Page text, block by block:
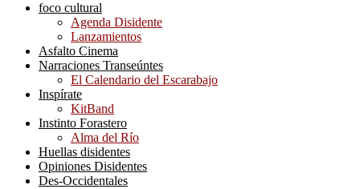
foco cultural
Agenda Disidente
Lanzamientos
Asfalto Cinema
Narraciones Transeúntes
El Calendario del Escarabajo
Inspírate
KitBand
Instinto Forastero
Alma del Río
Huellas disidentes
Opiniones Disidentes
Des-Occidentales